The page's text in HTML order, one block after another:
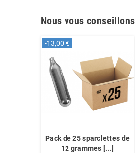
Nous vous conseillons
-13,00 €
Pack de 25 sparclettes de
12 grammes [...]